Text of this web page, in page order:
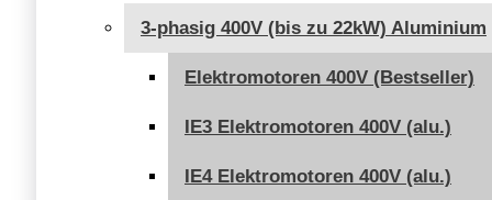
3-phasig 400V (bis zu 22kW) Aluminium
Elektromotoren 400V (Bestseller)
IE3 Elektromotoren 400V (alu.)
IE4 Elektromotoren 400V (alu.)